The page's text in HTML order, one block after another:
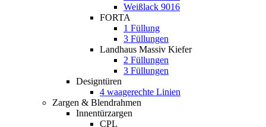
Weißlack 9016
FORTA
1 Füllung
3 Füllungen
Landhaus Massiv Kiefer
2 Füllungen
3 Füllungen
Designtüren
4 waagerechte Linien
Zargen & Blendrahmen
Innentürzargen
CPL